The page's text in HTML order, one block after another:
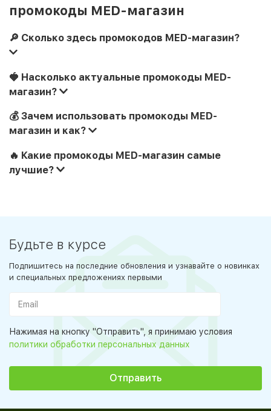
промокоды MED-магазин
🔎 Сколько здесь промокодов MED-магазин?
🍓 Насколько актуальные промокоды MED-
магазин?
💰 Зачем использовать промокоды MED-
магазин и как?
🔥 Какие промокоды MED-магазин самые
лучшие?
Будьте в курсе
Подпишитесь на последние обновления и узнавайте о новинках
и специальных предложениях первыми
Нажимая на кнопку "Отправить", я принимаю условия
политики обработки персональных данных